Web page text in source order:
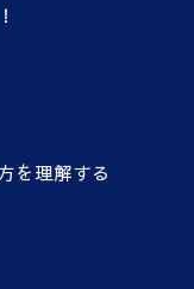
を理解する